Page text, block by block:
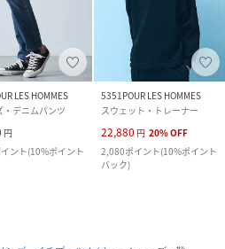
LES HOMMES
・デニムパンツ
円
ント(10%ポイント
5351POUR LES HOMMES
スウェット・トレーナー
22,880 円 20%OFF
2,080ポイント(10%ポイント
バック)